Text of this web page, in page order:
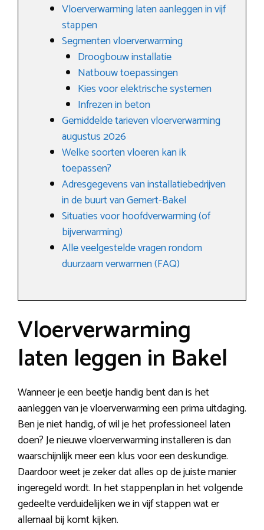
Vloerverwarming laten aanleggen in vijf
stappen
Segmenten vloerverwarming
Droogbouw installatie
Natbouw toepassingen
Kies voor elektrische systemen
Infrezen in beton
Gemiddelde tarieven vloerverwarming
augustus 2026
Welke soorten vloeren kan ik
toepassen?
Adresgegevens van installatiebedrijven
in de buurt van Gemert-Bakel
Situaties voor hoofdverwarming (of
bijverwarming)
Alle veelgestelde vragen rondom
duurzaam verwarmen (FAQ)
Vloerverwarming
laten leggen in Bakel
Wanneer je een beetje handig bent dan is het
aanleggen van je vloerverwarming een prima uitdaging.
Ben je niet handig, of wil je het professioneel laten
doen? Je nieuwe vloerverwarming installeren is dan
waarschijnlijk meer een klus voor een deskundige.
Daardoor weet je zeker dat alles op de juiste manier
ingeregeld wordt. In het stappenplan in het volgende
gedeelte verduidelijken we in vijf stappen wat er
allemaal bij komt kijken.